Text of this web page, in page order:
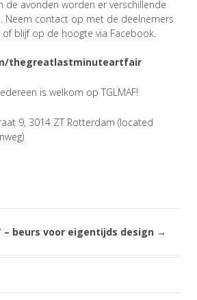
de avonden worden er verschillende
Neem contact op met de deelnemers
blijf op de hoogte via Facebook.
thegreatlastminuteartfair
is welkom op TGLMAF!
9, 3014 ZT Rotterdam (located
– beurs voor eigentijds design →